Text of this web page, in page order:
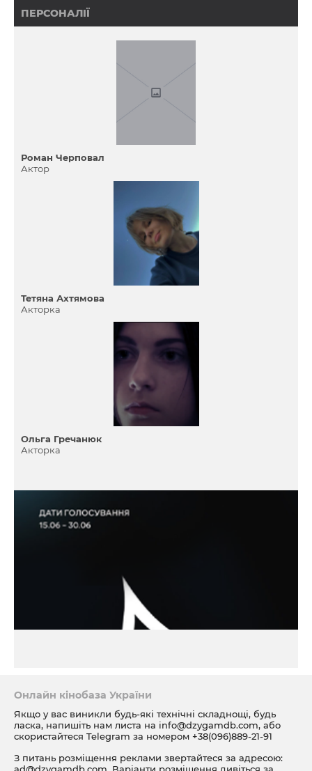
ПЕРСОНАЛІЇ
Роман Черповал
Актор
Тетяна Ахтямова
Акторка
Ольга Гречанюк
Акторка
Онлайн кінобаза України
Якщо у вас виникли будь-які технічні складнощі, будь
ласка, напишіть нам листа на info@dzygamdb.com, або
скористайтеся Telegram за номером +38(096)889-21-91
З питань розміщення реклами звертайтеся за адресою: